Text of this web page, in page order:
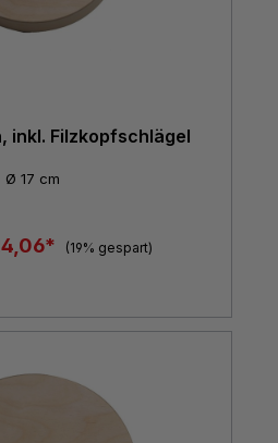
inkl. Filzkopfschlägel
Ø 17 cm
(19% gespart)